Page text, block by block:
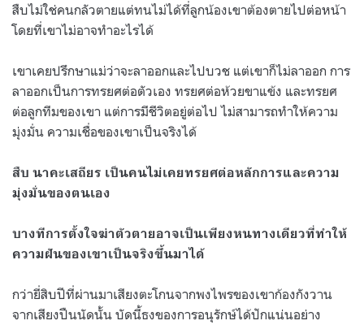
สืบไม่ใช่คนกลัวตายแต่ทนไม่ได้ที่ลูกน้องเขาต้องตายไปต่อหน้า
โดยที่เขาไม่อาจทำอะไรได้
เขาเคยปรึกษาแม่ว่าจะลาออกและไปบวช แต่เขาก็ไม่ลาออก การ
ลาออกเป็นการทรยศต่อตัวเอง ทรยศต่อห้วยขาแข้ง และทรยศ
ต่อลูกทีมของเขา แต่การมีชีวิตอยู่ต่อไป ไม่สามารถทำให้ความ
มุ่งมั่น ความเชื่อของเขาเป็นจริงได้
สืบ นาคะเสถียร เป็นคนไม่เคยทรยศต่อหลักการและความ
มุ่งมั่นของตนเอง
บางทีการตั้งใจฆ่าตัวตายอาจเป็นเพียงหนทางเดียวที่ทำให้
ความฝันของเขาเป็นจริงขึ้นมาได้
กว่ายี่สิบปีที่ผ่านมาเสียงตะโกนจากพงไพรของเขาก้องกังวาน
จากเสียงปืนนัดนั้น บัดนี้ธงของการอนุรักษ์ได้ปักแน่นอย่าง